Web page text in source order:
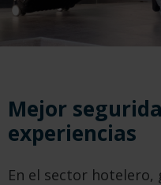
Mejor
experiencias
En el sector